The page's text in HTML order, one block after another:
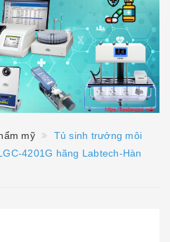
mỹ
Tủ sinh trưởng môi
4201G hãng Labtech-Hàn